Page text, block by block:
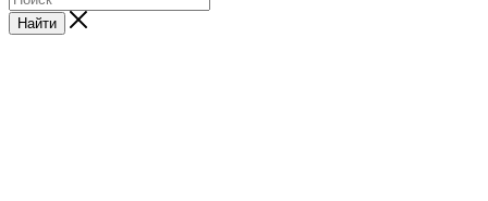
Найти